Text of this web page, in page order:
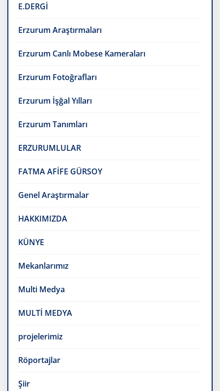
E.DERGİ
Erzurum Araştırmaları
Erzurum Canlı Mobese Kameraları
Erzurum Fotoğrafları
Erzurum İşğal Yılları
Erzurum Tanımları
ERZURUMLULAR
FATMA AFİFE GÜRSOY
Genel Araştırmalar
HAKKIMIZDA
KÜNYE
Mekanlarımız
Multi Medya
MULTİ MEDYA
projelerimiz
Röportajlar
Şiir